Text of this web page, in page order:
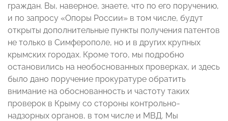
граждан. Вы, наверное, знаете, что по его поручению,
и по запросу «Опоры России» в том числе, будут
открыты дополнительные пункты получения патентов
не только в Симферополе, но и в других крупных
крымских городах. Кроме того, мы подробно
остановились на необоснованных проверках, и здесь
было дано поручение прокуратуре обратить
внимание на обоснованность и частоту таких
проверок в Крыму со стороны контрольно-
надзорных органов, в том числе и МВД. Мы